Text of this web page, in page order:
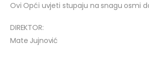
Ovi Opći uvjeti stupaju na snagu osmi
DIREKTOR:
Mate Jujnović